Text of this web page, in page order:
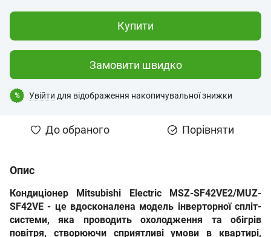
Купити
Замовити швидко
% Увійти для відображення накопичувальної знижки
До обраного Порівняти
Опис
Кондиціонер Mitsubishi Electric MSZ-SF42VE2/MUZ-
SF42VE - це вдосконалена модель інверторної спліт-
системи, яка проводить охолодження та обігрів
повітря, створюючи сприятливі умови в квартирі,